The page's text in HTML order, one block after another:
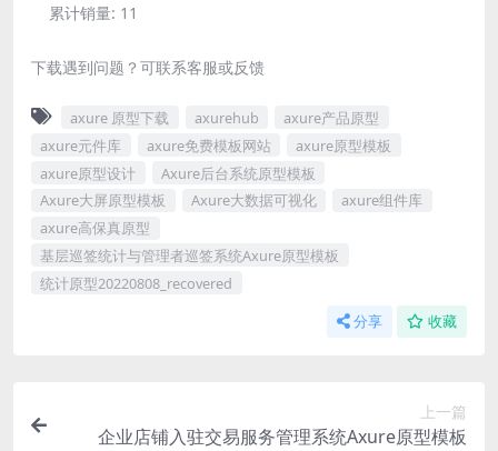
累计销量: 11
下载遇到问题？可联系客服或反馈
axure 原型下载 axurehub
axure产品原型
axure元件库
axure免费模板网站
axure原型模板
axure原型设计
Axure后台系统原型模板
Axure大屏原型模板
Axure大数据可视化
axure组件库
axure高保真原型
基层巡签统计与管理者巡签系统Axure原型模板
统计原型20220808_recovered
分享 收藏
上一篇
企业店铺入驻交易服务管理系统Axure原型模板